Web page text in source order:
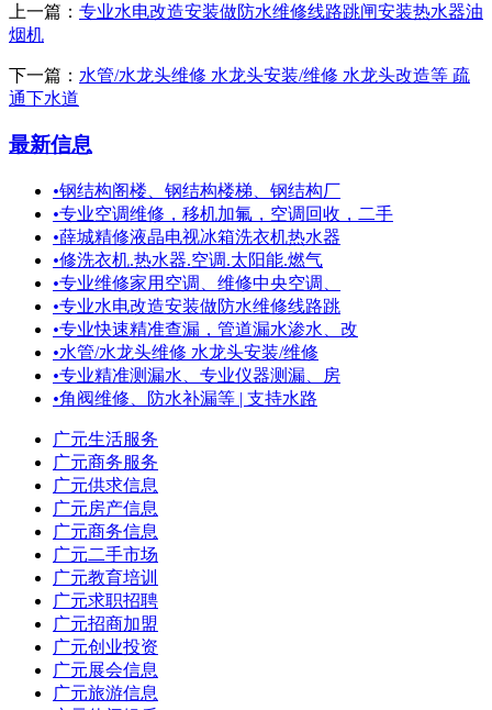
上一篇： 专业水电改造安装做防水维修线路跳闸安装热水器油
烟机
下一篇： 水管/水龙头维修 水龙头安装/维修 水龙头改造等 疏
通下水道
最新信息
•钢结构阁楼、钢结构楼梯、钢结构厂
•专业空调维修，移机加氟，空调回收，二手
•薛城精修液晶电视冰箱洗衣机热水器
•修洗衣机.热水器.空调.太阳能.燃气
•专业维修家用空调、维修中央空调、
•专业水电改造安装做防水维修线路跳
•专业快速精准查漏，管道漏水渗水、改
•水管/水龙头维修 水龙头安装/维修
•专业精准测漏水、专业仪器测漏、房
•角阀维修、防水补漏等 | 支持水路
广元生活服务
广元商务服务
广元供求信息
广元房产信息
广元商务信息
广元二手市场
广元教育培训
广元求职招聘
广元招商加盟
广元创业投资
广元展会信息
广元旅游信息